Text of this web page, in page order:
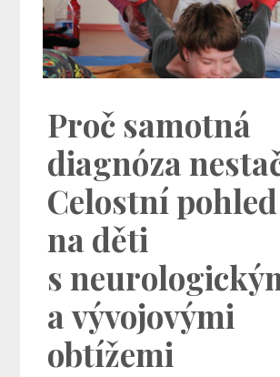
Proč samotná
diagnóza
Celostní pohled
na děti
s
a vývojovými
obtížemi